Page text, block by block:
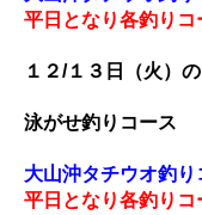
平日となり各釣り
１２/１３ 日（火）
泳がせ釣りコース
大山沖タチウオ釣り
平日となり各釣り